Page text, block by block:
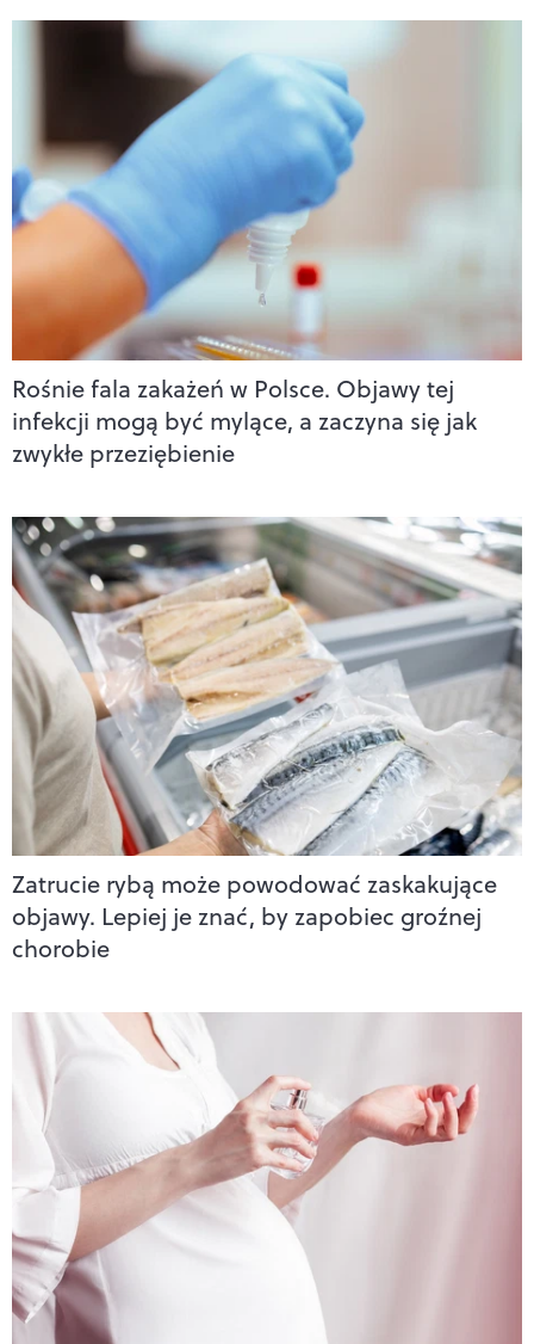
Rośnie fala zakażeń w Polsce. Objawy tej
infekcji mogą być mylące, a zaczyna się jak
zwykłe przeziębienie
Zatrucie rybą może powodować zaskakujące
objawy. Lepiej je znać, by zapobiec groźnej
chorobie